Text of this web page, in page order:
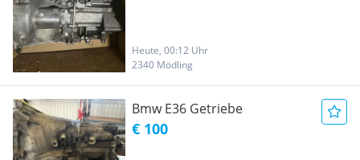
Heute, 00:12 Uhr
2340 Mödling
Bmw E36 Getriebe
€ 100